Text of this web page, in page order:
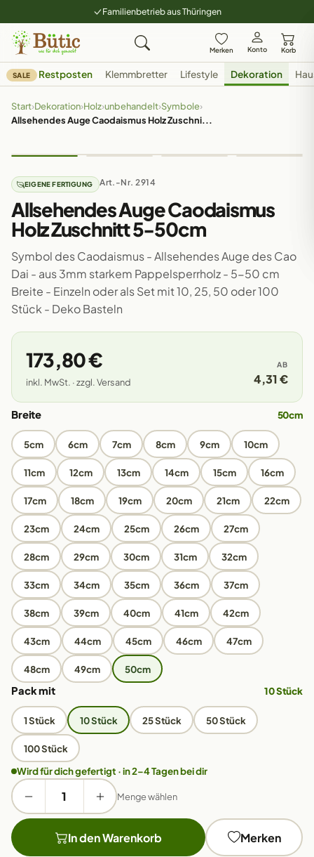
Familienbetrieb aus Thüringen
Merken Konto Korb
SALE Restposten Klemmbretter Lifestyle Dekoration
Start›Dekoration›Holz›unbehandelt›Symbole›
Allsehendes Auge Caodaismus Holz Zuschni...
EIGENE FERTIGUNG Art.-Nr. 2914
Allsehendes Auge Caodaismus
Holz Zuschnitt 5-50cm
Symbol des Caodaismus - Allsehendes Auge des Cao
Dai - aus 3mm starkem Pappelsperrholz - 5-50 cm
Breite - Einzeln oder als Set mit 10, 25, 50 oder 100
Stück - Deko Basteln
173,80 €
inkl. MwSt. · zzgl. Versand
AB
4,31 €
Breite 50cm
5cm 6cm 7cm 8cm 9cm 10cm
11cm 12cm 13cm 14cm 15cm 16cm
17cm 18cm 19cm 20cm 21cm 22cm
23cm 24cm 25cm 26cm 27cm
28cm 29cm 30cm 31cm 32cm
33cm 34cm 35cm 36cm 37cm
38cm 39cm 40cm 41cm 42cm
43cm 44cm 45cm 46cm 47cm
48cm 49cm 50cm
Pack mit 10 Stück
1 Stück 10 Stück 25 Stück 50 Stück
100 Stück
Wird für dich gefertigt · in 2–4 Tagen bei dir
Menge wählen
In den Warenkorb Merken